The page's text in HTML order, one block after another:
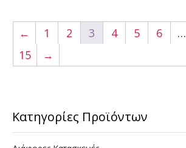
← 1 2 3 4 5 6 …
15
→
Κατηγορίες Προϊόντων